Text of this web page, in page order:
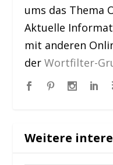
ums das Thema
Aktuelle
mit anderen
derWortfilter-
Weitere